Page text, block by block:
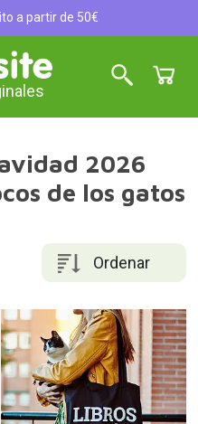
a partir de 50€
2026
de los gatos
Ordenar